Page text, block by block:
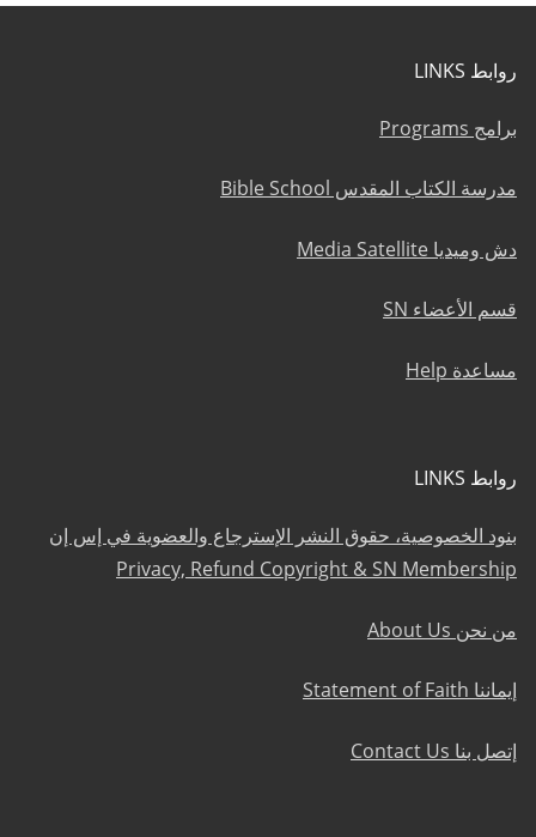
روابط LINKS
برامج Programs
مدرسة الكتاب المقدس Bible School
دش وميديا Media Satellite
قسم الأعضاء SN
مساعدة Help
روابط LINKS
بنود الخصوصية، حقوق النشر الإسترجاع والعضوية في إس إن
Privacy, Refund Copyright & SN Membership
من نحن About Us
إيماننا Statement of Faith
إتصل بنا Contact Us